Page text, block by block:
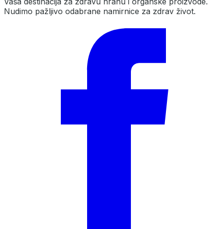
Nudimo pažljivo odabrane namirnice za zdrav život.